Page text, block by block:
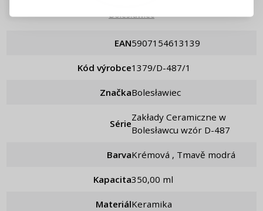
Bolesławiec
EAN 5907154613139
Kód výrobce 1379/D-487/1
Značka Bolesławiec
Série
Zakłady Ceramiczne w
Bolesławcu wzór D-487
Barva Krémová , Tmavě modrá
Kapacita 350,00 ml
Materiál Keramika